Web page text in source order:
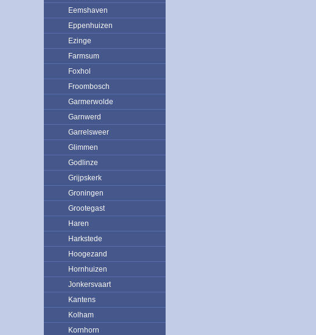
Eemshaven
Eppenhuizen
Ezinge
Farmsum
Foxhol
Froombosch
Garmerwolde
Garnwerd
Garrelsweer
Glimmen
Godlinze
Grijpskerk
Groningen
Grootegast
Haren
Harkstede
Hoogezand
Hornhuizen
Jonkersvaart
Kantens
Kolham
Kornhorn